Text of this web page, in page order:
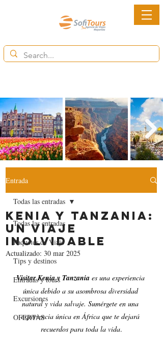
Entrada
Todas las entradas
Paquetes de Viaje
Tips y destinos
Entradas y tours
Excursiones
OFERTAS
Todas las entradas
Kenia y Tanzania:
un viaje
inolvidable
Actualizado: 30 mar 2025
Visitar Kenia y Tanzania es una experiencia
única debido a su asombrosa diversidad
natural y vida salvaje. Sumérgete en una
experiencia única en África que te dejará
recuerdos para toda la vida.